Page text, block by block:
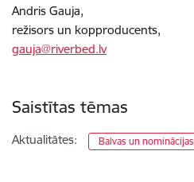
Andris Gauja,
režisors un kopproducents,
gauja@riverbed.lv
Saistītas tēmas
Aktualitātes: Balvas un nominācijas